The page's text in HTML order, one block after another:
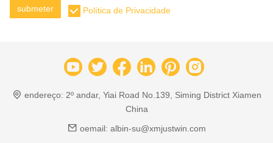
submeter Política de Privacidade
endereço: 2º andar, Yiai Road No.139, Siming District Xiamen
China
oemail: albin-su@xmjustwin.com